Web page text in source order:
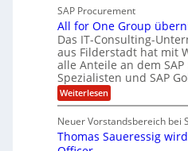
b
e
i
I
F
S
z
i
a
l
i
s
t
J
u
n
e
n
n
t
C
T
O
-
S
e
c
u
r
i
t
y
y
s
SAP Procurement
All for One Group
Das IT-Consulting-
aus Filderstadt hat mit
alle Anteile an dem
Spezialisten und SAP
Weiterlesen:
A
l
f
Neuer Vorstandsbereich bei
Thomas Saueressig